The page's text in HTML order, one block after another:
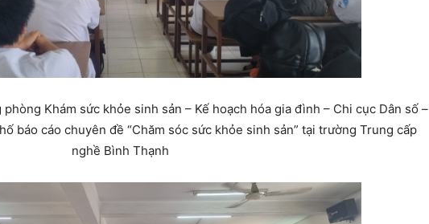
Khám sức khỏe sinh sản – Kế hoạch hóa gia đình – Chi cục Dân số –
báo cáo chuyên đề “Chăm sóc sức khỏe sinh sản” tại trường Trung cấp
nghề Bình Thạnh